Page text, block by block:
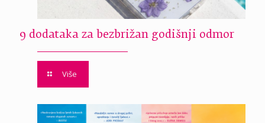
9 dodataka za bezbrižan godišnji odmor
Više